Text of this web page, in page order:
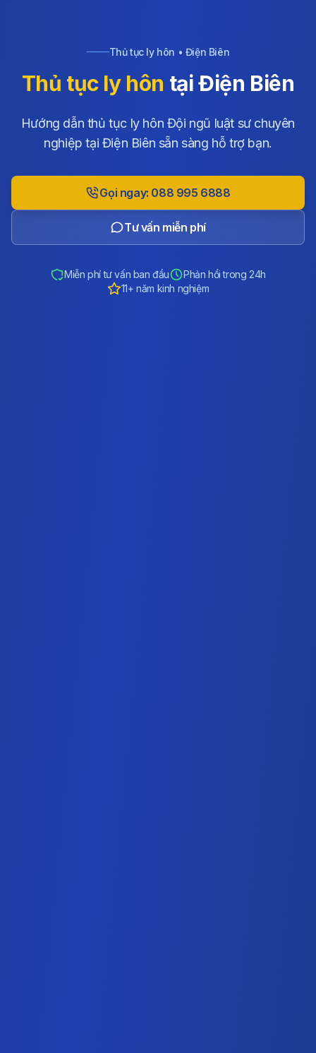
Thủ tục ly hôn • Điện Biên
Thủ tục ly hôn tại Điện Biên
Hướng dẫn thủ tục ly hôn Đội ngũ luật sư chuyên
nghiệp tại Điện Biên sẵn sàng hỗ trợ bạn.
Gọi ngay: 088 995 6888
Tư vấn miễn phí
Miễn phí tư vấn ban đầu
Phản hồi trong 24h
11+ năm kinh nghiệm